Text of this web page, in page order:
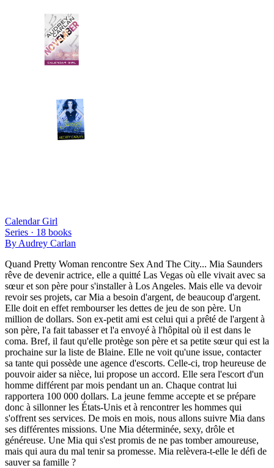
Calendar Girl
Series · 18 books
By Audrey Carlan
Quand Pretty Woman rencontre Sex And The City... Mia Saunders
rêve de devenir actrice, elle a quitté Las Vegas où elle vivait avec sa
sœur et son père pour s'installer à Los Angeles. Mais elle va devoir
revoir ses projets, car Mia a besoin d'argent, de beaucoup d'argent.
Elle doit en effet rembourser les dettes de jeu de son père. Un
million de dollars. Son ex-petit ami est celui qui a prêté de l'argent à
son père, l'a fait tabasser et l'a envoyé à l'hôpital où il est dans le
coma. Bref, il faut qu'elle protège son père et sa petite sœur qui est la
prochaine sur la liste de Blaine. Elle ne voit qu'une issue, contacter
sa tante qui possède une agence d'escorts. Celle-ci, trop heureuse de
pouvoir aider sa nièce, lui propose un accord. Elle sera l'escort d'un
homme différent par mois pendant un an. Chaque contrat lui
rapportera 100 000 dollars. La jeune femme accepte et se prépare
donc à sillonner les États-Unis et à rencontrer les hommes qui
s'offrent ses services. De mois en mois, nous allons suivre Mia dans
ses différentes missions. Une Mia déterminée, sexy, drôle et
généreuse. Une Mia qui s'est promis de ne pas tomber amoureuse,
mais qui aura du mal tenir sa promesse. Mia relèvera-t-elle le défi de
sauver sa famille ?